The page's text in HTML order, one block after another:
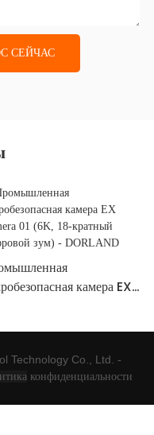
СЕЙЧАС
камера EX
Technology Co., Ltd. -
конфиденциальности